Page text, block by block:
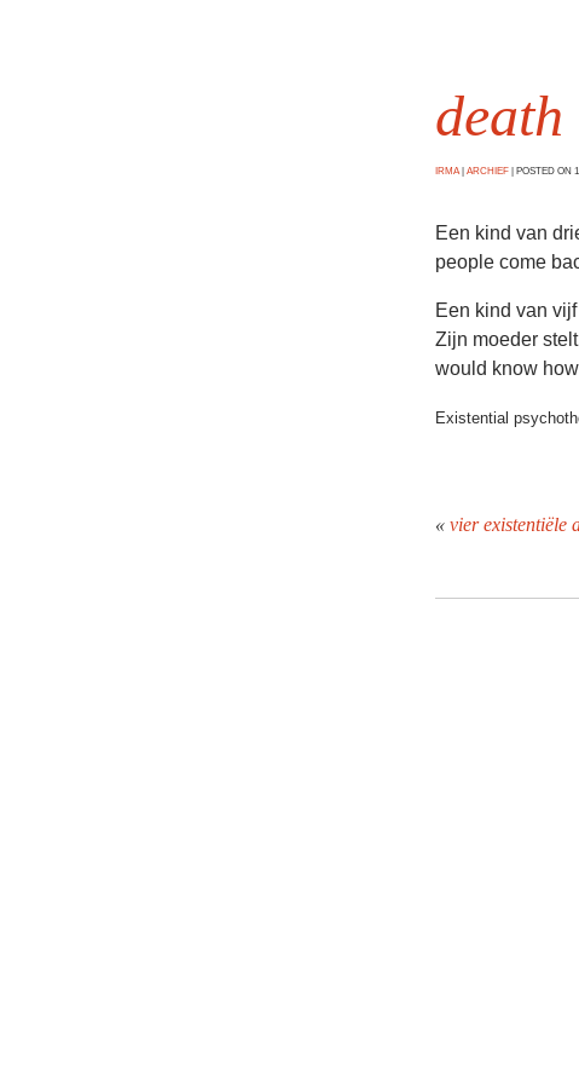
death
IRMA ARCHIEF POSTED ON
Een kind van
people come
Een kind van
Zijn moeder
would know
Existential
« vier existentiële